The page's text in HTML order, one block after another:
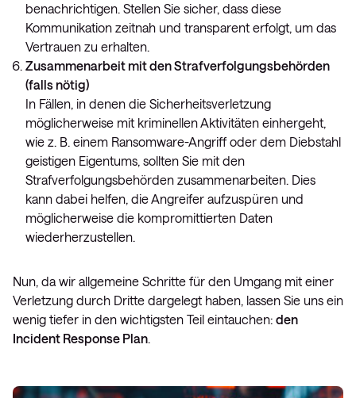
benachrichtigen. Stellen Sie sicher, dass diese
Kommunikation zeitnah und transparent erfolgt, um das
Vertrauen zu erhalten.
Zusammenarbeit mit den Strafverfolgungsbehörden
(falls nötig)
In Fällen, in denen die Sicherheitsverletzung
möglicherweise mit kriminellen Aktivitäten einhergeht,
wie z. B. einem Ransomware-Angriff oder dem Diebstahl
geistigen Eigentums, sollten Sie mit den
Strafverfolgungsbehörden zusammenarbeiten. Dies
kann dabei helfen, die Angreifer aufzuspüren und
möglicherweise die kompromittierten Daten
wiederherzustellen.
Nun, da wir allgemeine Schritte für den Umgang mit einer
Verletzung durch Dritte dargelegt haben, lassen Sie uns ein
wenig tiefer in den wichtigsten Teil eintauchen: den
Incident Response Plan.